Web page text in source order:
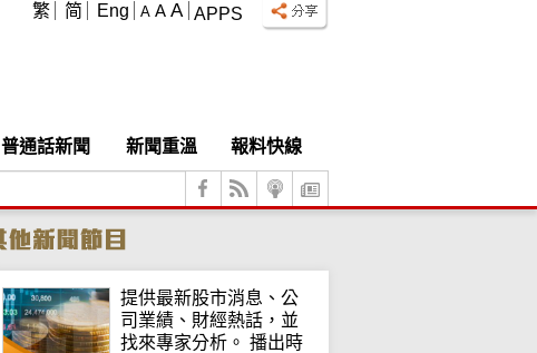
APPS
A A A
繁 简 Eng
普通話新聞 新聞重溫
報料快線
提供最新股市消息、公
司業績、財經熱話，並
找來專家分析。 播出時